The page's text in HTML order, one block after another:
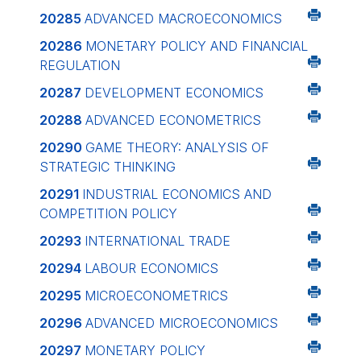
20285 ADVANCED MACROECONOMICS
20286 MONETARY POLICY AND FINANCIAL
REGULATION
20287 DEVELOPMENT ECONOMICS
20288 ADVANCED ECONOMETRICS
20290 GAME THEORY: ANALYSIS OF
STRATEGIC THINKING
20291 INDUSTRIAL ECONOMICS AND
COMPETITION POLICY
20293 INTERNATIONAL TRADE
20294 LABOUR ECONOMICS
20295 MICROECONOMETRICS
20296 ADVANCED MICROECONOMICS
20297 MONETARY POLICY